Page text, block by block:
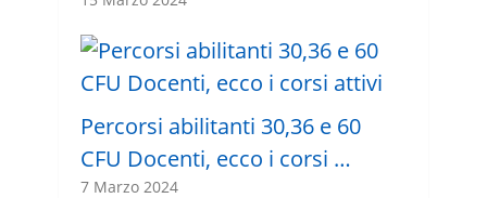
Percorsi abilitanti 30,36 e 60
CFU Docenti, ecco i corsi …
7 Marzo 2024